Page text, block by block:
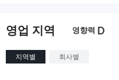
영업 지역 영향력 D
지역별 회사별